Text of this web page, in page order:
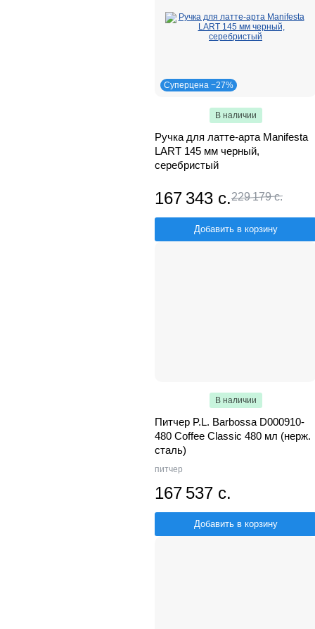
Суперцена −27%
В наличии
Ручка для латте-арта Manifesta
LART 145 мм черный,
серебристый
167 343 с.229 179 с.
Добавить в корзину
В наличии
Питчер P.L. Barbossa D000910-
480 Coffee Classic 480 мл (нерж.
сталь)
питчер
167 537 с.
Добавить в корзину